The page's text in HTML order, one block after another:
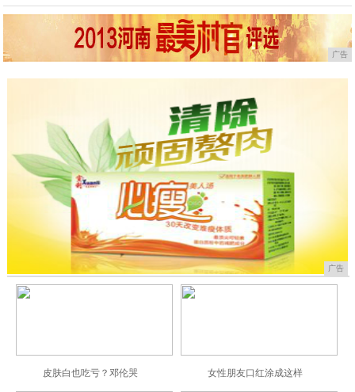
广告
广告
皮肤白也吃亏？邓伦哭 女性朋友口红涂成这样